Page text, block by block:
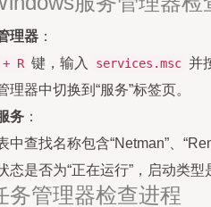
理器 ：
R 键，输入 services.msc 并
理器中切换到“服务”标签页。
务 ：
中查找名称包含“Netman”、
态是否为“正在运行”，启动类型
务管理器检查进程